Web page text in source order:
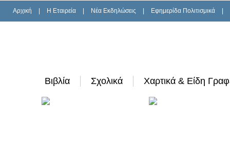
Αρχική H Εταιρεία Νέα Εκδηλώσεις Εφημερίδα Πολιτισμικά
Βιβλία Σχολικά Χαρτικά & Είδη